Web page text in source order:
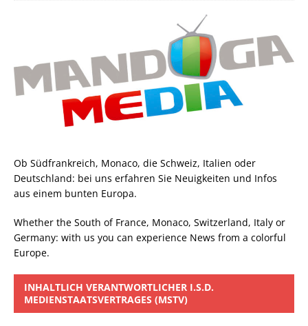
Ob Südfrankreich, Monaco, die Schweiz, Italien oder
Deutschland: bei uns erfahren Sie Neuigkeiten und Infos
aus einem bunten Europa.
Whether the South of France, Monaco, Switzerland, Italy or
Germany: with us you can experience News from a colorful
Europe.
INHALTLICH VERANTWORTLICHER I.S.D.
MEDIENSTAATSVERTRAGES (MSTV)